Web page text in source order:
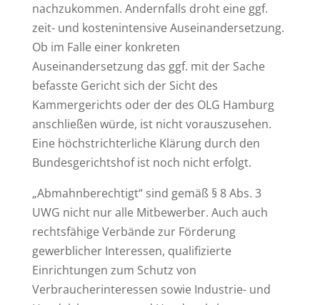
nachzukommen. Andernfalls droht eine ggf.
zeit- und kostenintensive Auseinandersetzung.
Ob im Falle einer konkreten
Auseinandersetzung das ggf. mit der Sache
befasste Gericht sich der Sicht des
Kammergerichts oder der des OLG Hamburg
anschließen würde, ist nicht vorauszusehen.
Eine höchstrichterliche Klärung durch den
Bundesgerichtshof ist noch nicht erfolgt.
„Abmahnberechtigt“ sind gemäß § 8 Abs. 3
UWG nicht nur alle Mitbewerber. Auch auch
rechtsfähige Verbände zur Förderung
gewerblicher Interessen, qualifizierte
Einrichtungen zum Schutz von
Verbraucherinteressen sowie Industrie- und